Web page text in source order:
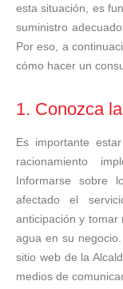
esta situación, es
suministro
Por eso, a
cómo hacer un
1. Conozca
Es importante
racionamiento
Informarse sobre
afectado el
anticipación y tomar
agua en su
sitio web de la
medios de